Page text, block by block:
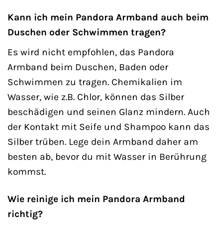
Kann ich mein Pandora Armband auch beim
Duschen oder Schwimmen tragen?
Es wird nicht empfohlen, das Pandora
Armband beim Duschen, Baden oder
Schwimmen zu tragen. Chemikalien im
Wasser, wie z.B. Chlor, können das Silber
beschädigen und seinen Glanz mindern. Auch
der Kontakt mit Seife und Shampoo kann das
Silber trüben. Lege dein Armband daher am
besten ab, bevor du mit Wasser in Berührung
kommst.
Wie reinige ich mein Pandora Armband
richtig?